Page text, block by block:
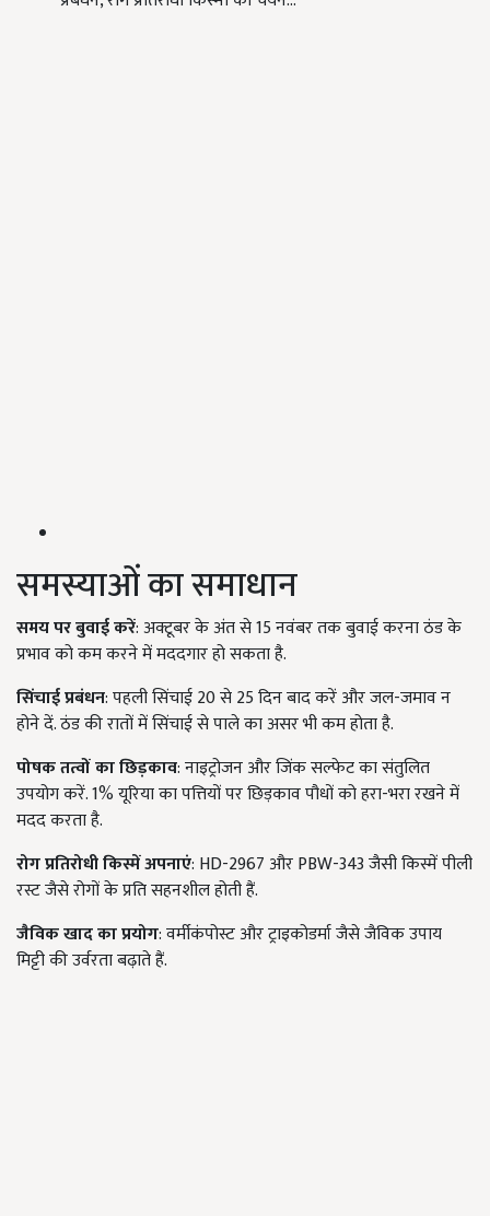
समस्याओं का समाधान
समय पर बुवाई करें: अक्टूबर के अंत से 15 नवंबर तक बुवाई करना ठंड के
प्रभाव को कम करने में मददगार हो सकता है.
सिंचाई प्रबंधन: पहली सिंचाई 20 से 25 दिन बाद करें और जल-जमाव न
होने दें. ठंड की रातों में सिंचाई से पाले का असर भी कम होता है.
पोषक तत्वों का छिड़काव: नाइट्रोजन और जिंक सल्फेट का संतुलित
उपयोग करें. 1% यूरिया का पत्तियों पर छिड़काव पौधों को हरा-भरा रखने में
मदद करता है.
रोग प्रतिरोधी किस्में अपनाएं: HD-2967 और PBW-343 जैसी किस्में पीली
रस्ट जैसे रोगों के प्रति सहनशील होती हैं.
जैविक खाद का प्रयोग: वर्मीकंपोस्ट और ट्राइकोडर्मा जैसे जैविक उपाय
मिट्टी की उर्वरता बढ़ाते हैं.